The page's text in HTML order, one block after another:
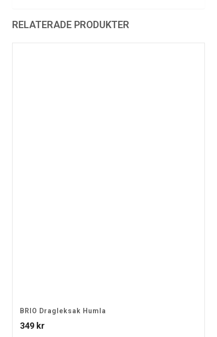
RELATERADE PRODUKTER
BRIO Dragleksak Humla
349 kr